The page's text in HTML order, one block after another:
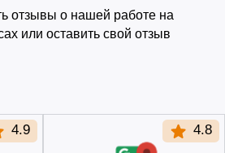
отзывы о нашей работе на
или оставить свой отзыв